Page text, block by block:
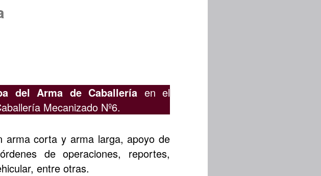
del Arma de Caballería en el
Mecanizado Nº6.
arma corta y arma larga, apoyo de
de operaciones, reportes,
entre otras.